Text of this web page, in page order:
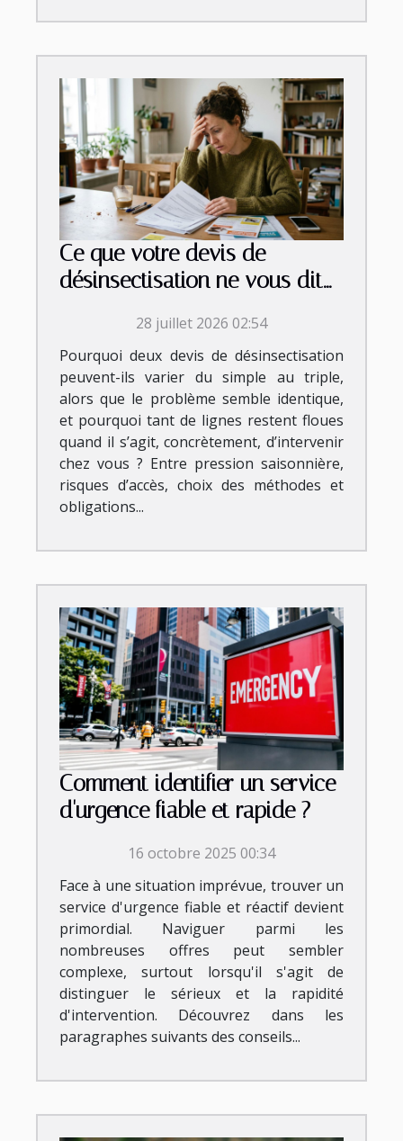
Ce que votre devis de
désinsectisation ne vous dit
28 juillet 2026 02:54
Pourquoi deux devis de désinsectisation
peuvent-ils varier du simple au triple,
alors que le problème semble identique,
et pourquoi tant de lignes restent floues
quand il s’agit, concrètement, d’intervenir
chez vous ? Entre pression saisonnière,
risques d’accès, choix des méthodes et
obligations...
Comment identifier un service
d'urgence fiable et rapide ?
16 octobre 2025 00:34
Face à une situation imprévue, trouver un
service d'urgence fiable et réactif devient
primordial. Naviguer parmi les
nombreuses offres peut sembler
complexe, surtout lorsqu'il s'agit de
distinguer le sérieux et la rapidité
d'intervention. Découvrez dans les
paragraphes suivants des conseils...